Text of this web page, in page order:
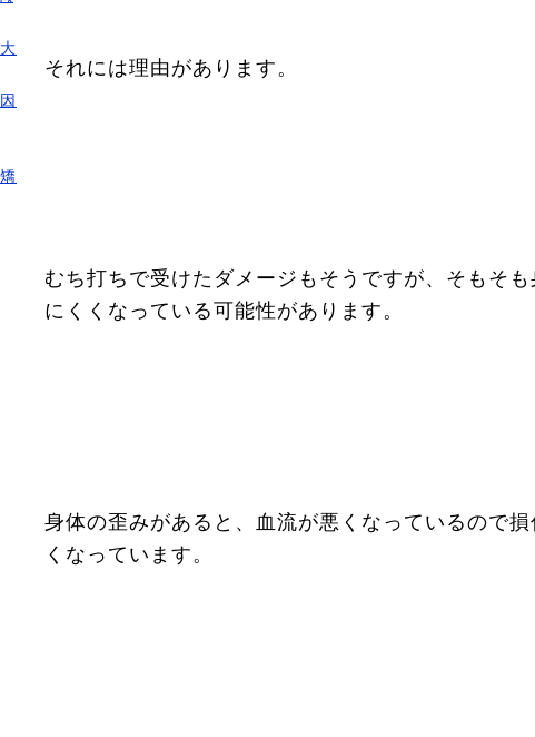
それには理由があります。
むち打ちで受けたダメージもそうですが、そもそ
にくくなっている可能性があります。
身体の歪みがあると、血流が悪くなっているので
くなっています。